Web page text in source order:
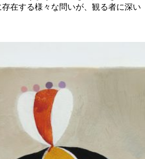
在する様々な問いが、観る者に深い